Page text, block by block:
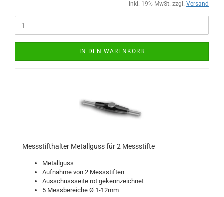
inkl. 19% MwSt. zzgl. Versand
IN DEN WARENKORB
Messstifthalter Metallguss für 2 Messstifte
Metallguss
Aufnahme von 2 Messstiften
Ausschussseite rot gekennzeichnet
5 Messbereiche Ø 1-12mm